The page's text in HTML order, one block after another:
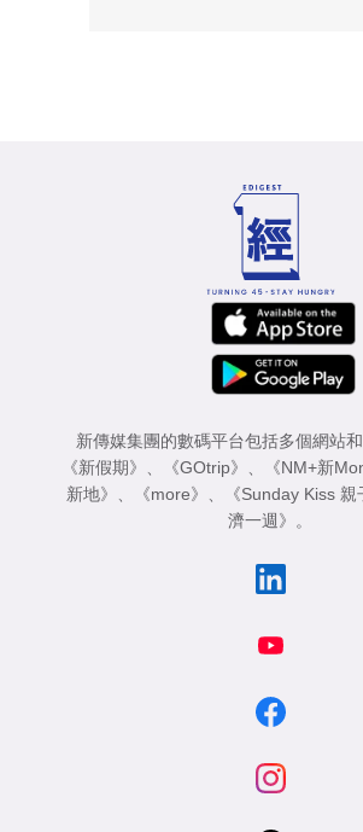
新傳媒集團的數碼平台包括多個網站
《新假期》
《GOtrip》 《NM+新
新地》
《more》 《Sunday Kiss 親
濟一週》
。